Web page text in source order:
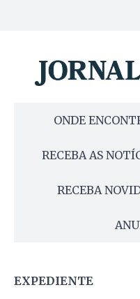
ONDE
RECEBA AS
RECEBA
EXPEDIENTE